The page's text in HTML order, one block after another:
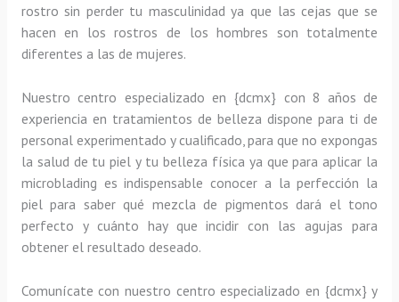
rostro sin perder tu masculinidad ya que las cejas que se
hacen en los rostros de los hombres son totalmente
diferentes a las de mujeres.
Nuestro centro especializado en {dcmx} con 8 años de
experiencia en tratamientos de belleza dispone para ti de
personal experimentado y cualificado, para que no expongas
la salud de tu piel y tu belleza física ya que para aplicar la
microblading es indispensable conocer a la perfección la
piel para saber qué mezcla de pigmentos dará el tono
perfecto y cuánto hay que incidir con las agujas para
obtener el resultado deseado.
Comunícate con nuestro centro especializado en {dcmx} y